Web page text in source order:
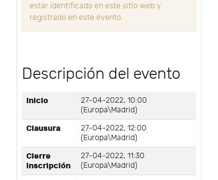
estar identificado en este sitio web y
registrado en este evento.
Descripción del evento
Inicio
27-04-2022, 10:00
(Europa\Madrid)
Clausura
27-04-2022, 12:00
(Europa\Madrid)
Cierre
inscripción
27-04-2022, 11:30
(Europa\Madrid)